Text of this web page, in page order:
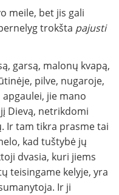
meile, bet jis gali
trokšta pajusti
garsą, malonų kvapą,
pilve, nugaroje,
jie mano
Dievą, netrikdomi
Ir tam tikra prasme tai
kad tuštybė jų
dvasia, kuri jiems
teisingame kelyje, yra
Ir ji